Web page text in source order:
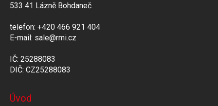
533 41 Lázně Bohdaneč
telefon: +420 466 921 404
E-mail: sale@rmi.cz
IČ: 25288083
DIČ: CZ25288083
Úvod